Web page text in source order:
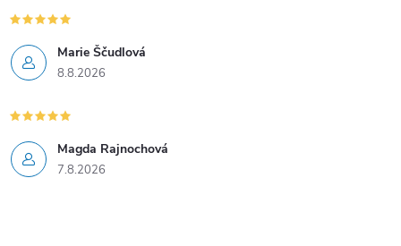
Marie Ščudlová
8.8.2026
Magda Rajnochová
7.8.2026